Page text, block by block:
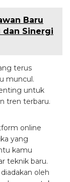
Baru
dan Sinergi
terus
muncul.
untuk
tren terbaru.
online
yang
kamu
teknik baru.
oleh